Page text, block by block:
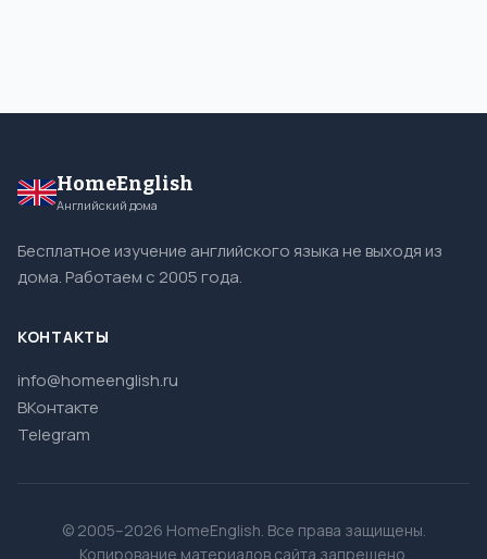
HomeEnglish
Английский дома
Бесплатное изучение английского языка не выходя из
дома. Работаем с 2005 года.
КОНТАКТЫ
info@homeenglish.ru
ВКонтакте
Telegram
© 2005–2026 HomeEnglish. Все права защищены.
Копирование материалов сайта запрещено.